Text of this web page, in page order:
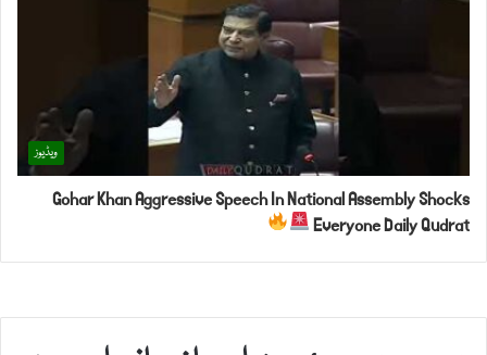
ویڈیوز
Gohar Khan Aggressive Speech In National Assembly Shocks
Everyone Daily Qudrat